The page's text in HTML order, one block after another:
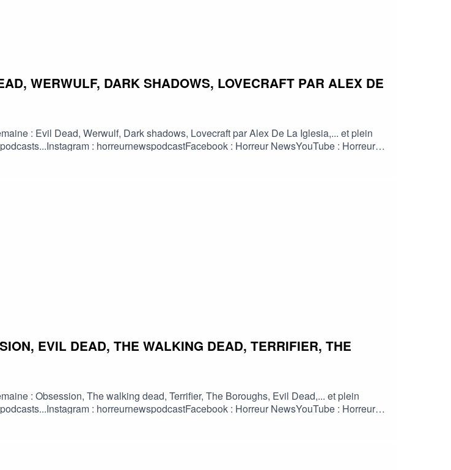
WERWULF, DARK SHADOWS, LOVECRAFT PAR ALEX DE
: Evil Dead, Werwulf, Dark shadows, Lovecraft par Alex De La Iglesia,... et plein
: horreurnewspodcastFacebook : Horreur NewsYouTube : Horreur
podcast/Bonne écoute ;)#horreur #info #fantastique #film #serie #jeuvideo
#PodcastHorreur #CultureHorreur #HorreurFrancophone #CinemaHorreur
EVIL DEAD, THE WALKING DEAD, TERRIFIER, THE
: Obsession, The walking dead, Terrifier, The Boroughs, Evil Dead,... et plein
: horreurnewspodcastFacebook : Horreur NewsYouTube : Horreur
podcast/Bonne écoute ;)#horreur #info #fantastique #film #serie #jeuvideo
#PodcastHorreur #CultureHorreur #HorreurFrancophone #CinemaHorreur